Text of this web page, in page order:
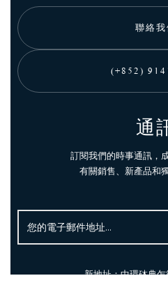
聯絡我
(+852)
通
訂閱我們的時事通訊，
有關銷售、新產品和
新地址：中環砵典乍